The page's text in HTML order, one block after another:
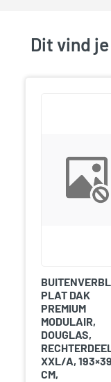
Dit vind
PLAT DAK
PREMIUM
MODULAIR,
DOUGLAS,
XXL/A,
CM,